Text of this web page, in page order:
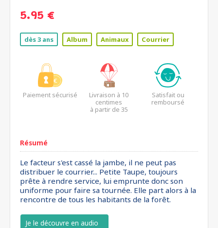
5.95 €
dès 3 ans Album Animaux Courrier
Paiement sécurisé
Livraison à 10
centimes
à partir de 35
Satisfait ou
remboursé
Résumé
Le facteur s'est cassé la jambe, il ne peut pas
distribuer le courrier... Petite Taupe, toujours
prête à rendre service, lui emprunte donc son
uniforme pour faire sa tournée. Elle part alors à la
rencontre de tous les habitants de la forêt.
Je le découvre en audio